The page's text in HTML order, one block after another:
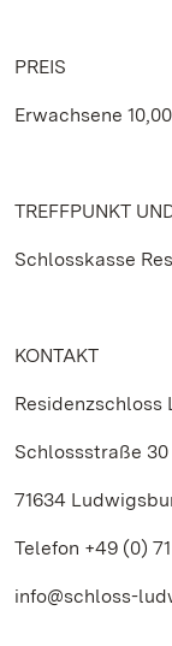
PREIS
Erwachsene
TREFFPUNKT
Schlosskasse
KONTAKT
Residenzschloss
Schlossstraße 30
71634
Telefon +49 (0)
info@schloss-